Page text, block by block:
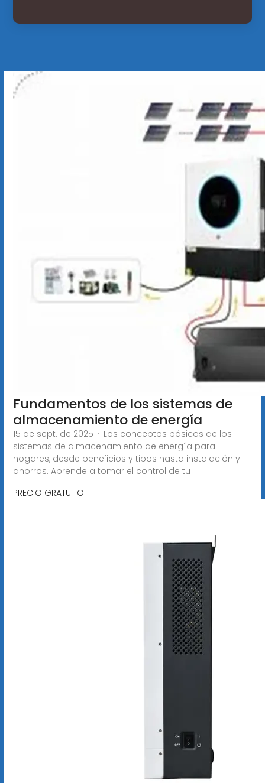
Fundamentos de los sistemas de
almacenamiento de energía
15 de sept. de 2025 · Los conceptos básicos de los
sistemas de almacenamiento de energía para
hogares, desde beneficios y tipos hasta instalación y
ahorros. Aprende a tomar el control de tu
PRECIO GRATUITO